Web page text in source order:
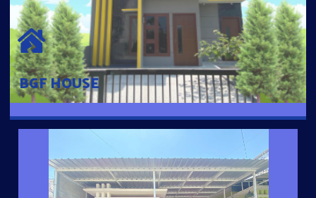
BGF HOUSE
BGF HOUSE
Hunian Mewah Pusat Kota dengan fasilitas Free Desain, Dapur,
Parkir Mobil dengan 3 Kamar Tidur dan 2 Kamar Mandi.